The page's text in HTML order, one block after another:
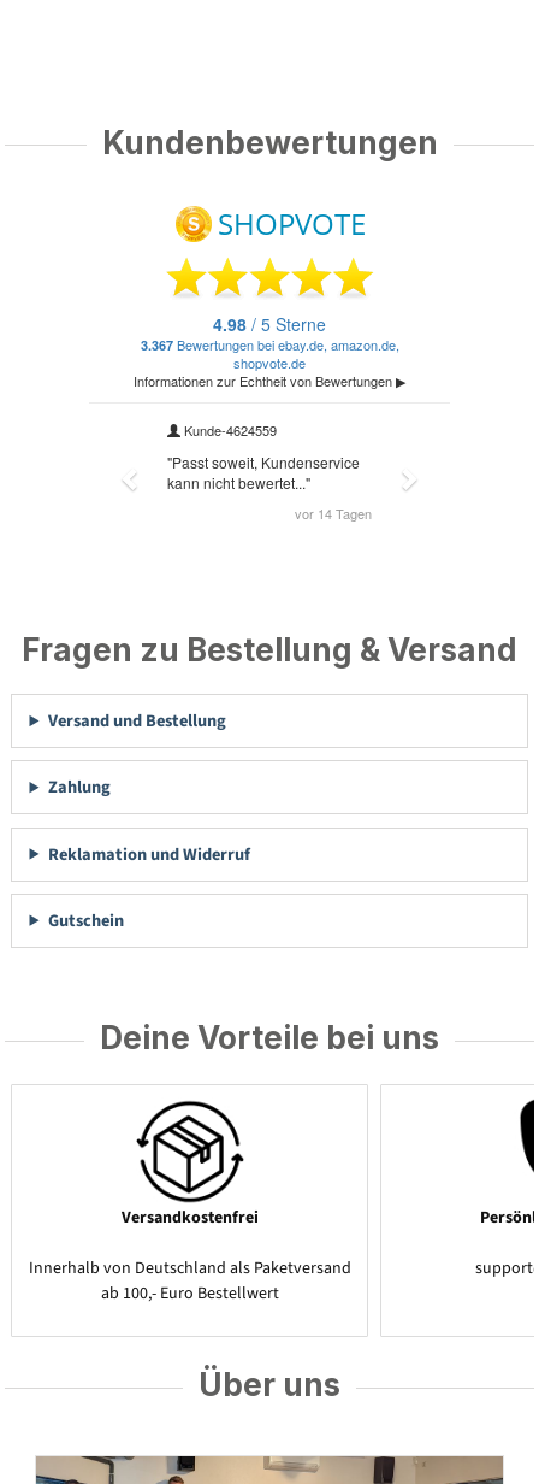
Kundenbewertungen
Fragen zu Bestellung & Versand
Versand und Bestellung
Zahlung
Reklamation und Widerruf
Gutschein
Deine Vorteile bei uns
Versandkostenfrei
Innerhalb von Deutschland als Paketversand
ab 100,- Euro Bestellwert
Über uns